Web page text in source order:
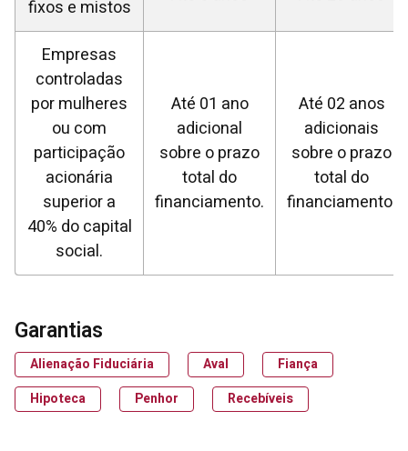
fixos e mistos
Empresas
controladas
por mulheres
ou com
participação
acionária
superior a
40% do capital
social.
Até 01 ano
adicional
sobre o prazo
total do
financiamento.
Até 02 anos
adicionais
sobre o prazo
total do
financiamento.
Garantias
Alienação Fiduciária Aval
Fiança
Hipoteca
Penhor Recebíveis